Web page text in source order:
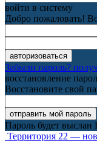
войти в систему
Добро пожаловать!
Забыли пароль?
восстановление
Восстановите свой
Пароль будет выслан
Территория 22 —